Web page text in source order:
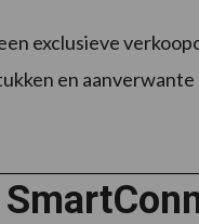
exclusieve
en